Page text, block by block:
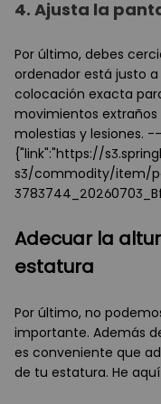
4. Ajusta la
Por último, debes
ordenador está justo a
colocación exacta
movimientos
molestias y lesiones.
{"link":"https://
s3/commodity/item/
Adecuar la
estatura
Por último, no
importante. Además
es conveniente que
de tu estatura. He